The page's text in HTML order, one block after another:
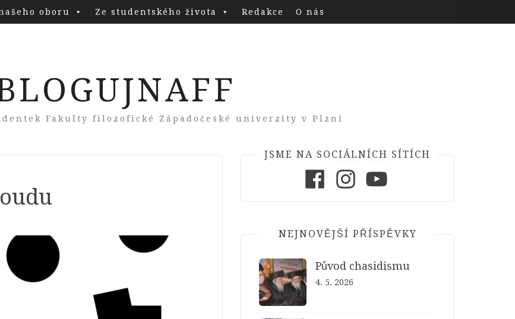
oboru Ze studentského života Redakce O nás
Fakulty filozofické Západočeské univerzity v Plzni
JSME NA SOCIÁLNÍCH SÍTÍCH
NEJNOVĚJŠÍ PŘÍSPĚVKY
Původ chasidismu
4. 5. 2026